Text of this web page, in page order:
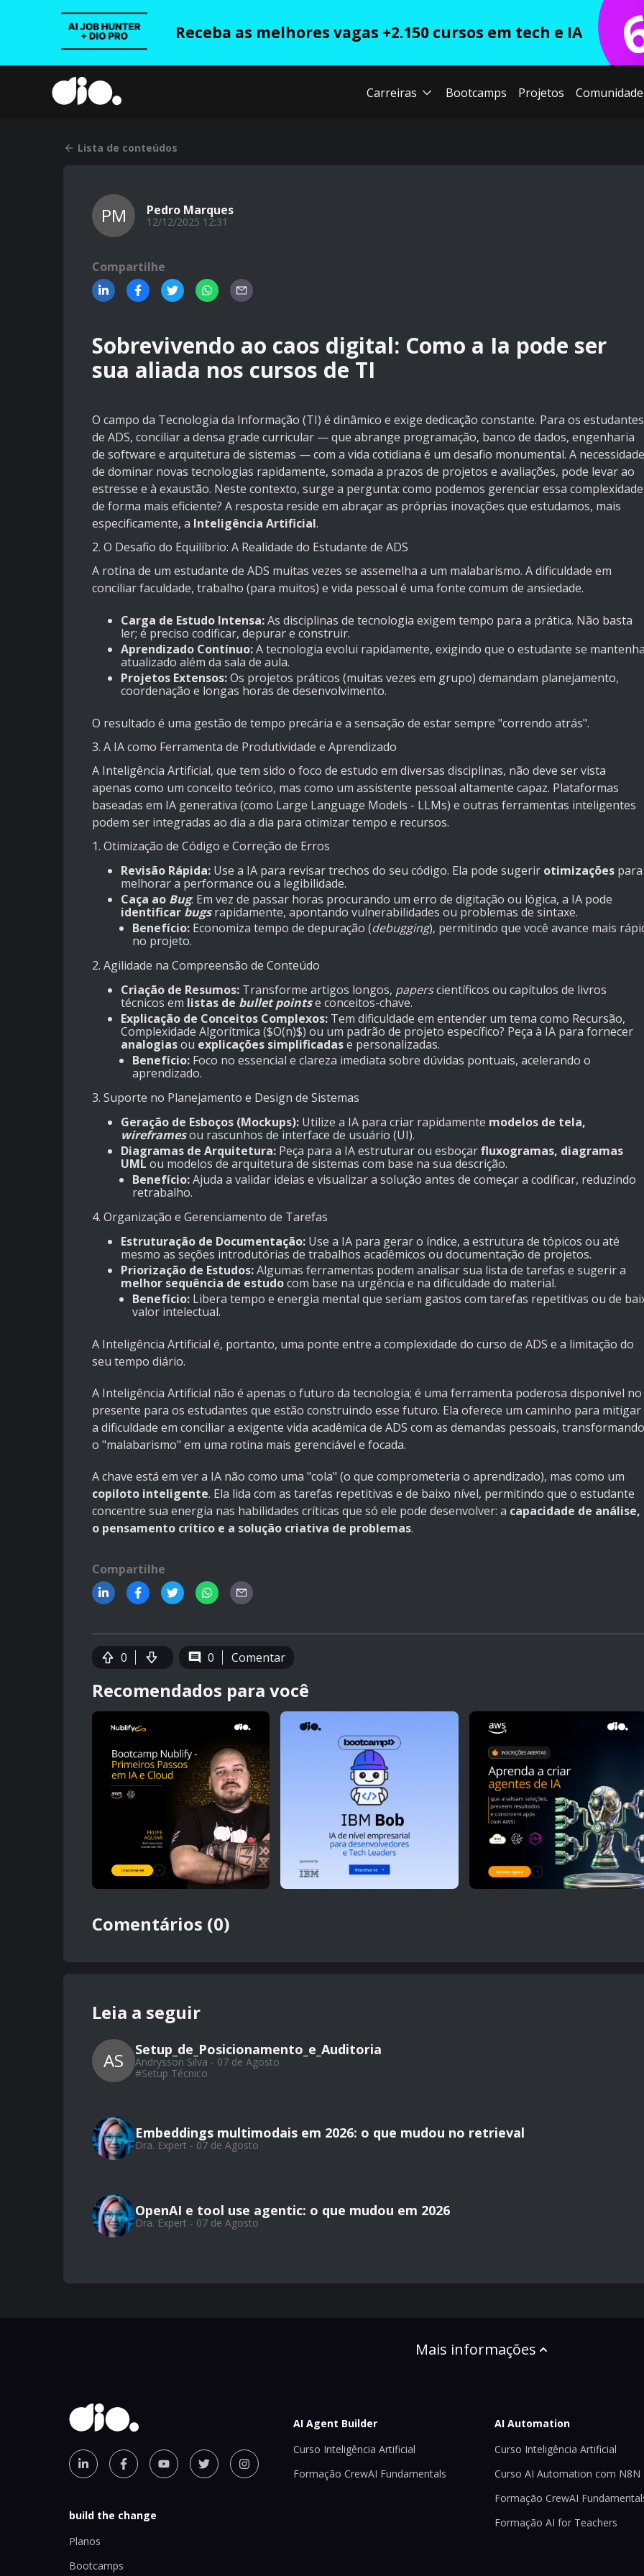
Receba as melhores vagas +2.150 cursos em tech e IA
Carreiras Bootcamps Projetos Comunidade
Lista de conteúdos
PM Pedro Marques
12/12/2025 12:31
Compartilhe
Sobrevivendo ao caos digital: Como a Ia pode ser
sua aliada nos cursos de TI
O campo da Tecnologia da Informação (TI) é dinâmico e exige dedicação constante. Para os estudantes
de ADS, conciliar a densa grade curricular — que abrange programação, banco de dados, engenharia
de software e arquitetura de sistemas — com a vida cotidiana é um desafio monumental. A necessidade
de dominar novas tecnologias rapidamente, somada a prazos de projetos e avaliações, pode levar ao
estresse e à exaustão. Neste contexto, surge a pergunta: como podemos gerenciar essa complexidade
de forma mais eficiente? A resposta reside em abraçar as próprias inovações que estudamos, mais
especificamente, a Inteligência Artificial.
2. O Desafio do Equilíbrio: A Realidade do Estudante de ADS
A rotina de um estudante de ADS muitas vezes se assemelha a um malabarismo. A dificuldade em
conciliar faculdade, trabalho (para muitos) e vida pessoal é uma fonte comum de ansiedade.
Carga de Estudo Intensa:As disciplinas de tecnologia exigem tempo para a prática. Não basta
ler; é preciso codificar, depurar e construir.
Aprendizado Contínuo:A tecnologia evolui rapidamente, exigindo que o estudante se
atualizado além da sala de aula.
Projetos Extensos:Os projetos práticos (muitas vezes em grupo) demandam planejamento,
coordenação e longas horas de desenvolvimento.
O resultado é uma gestão de tempo precária e a sensação de estar sempre "correndo atrás".
3. A IA como Ferramenta de Produtividade e Aprendizado
A Inteligência Artificial, que tem sido o foco de estudo em diversas disciplinas, não deve ser vista
apenas como um conceito teórico, mas como um assistente pessoal altamente capaz. Plataformas
baseadas em IA generativa (como Large Language Models - LLMs) e outras ferramentas inteligentes
podem ser integradas ao dia a dia para otimizar tempo e recursos.
1. Otimização de Código e Correção de Erros
Revisão Rápida: Use a IA para revisar trechos do seu código. Ela pode sugerir otimizações para
melhorar a performance ou a legibilidade.
Caça ao Bug: Em vez de passar horas procurando um erro de digitação ou lógica, a IA pode
identificar bugsrapidamente, apontando vulnerabilidades ou problemas de sintaxe.
Benefício: Economiza tempo de depuração (debugging), permitindo que você avance mais
no projeto.
2. Agilidade na Compreensão de Conteúdo
Criação de Resumos: Transforme artigos longos, paperscientíficos ou capítulos de livros
técnicos em listas de bullet pointse conceitos-chave.
Explicação de Conceitos Complexos: Tem dificuldade em entender um tema como Recursão,
Complexidade Algorítmica ($O(n)$) ou um padrão de projeto específico? Peça à IA para fornecer
analogiasou explicações simplificadase personalizadas.
Benefício: Foco no essencial e clareza imediata sobre dúvidas pontuais, acelerando o
aprendizado.
3. Suporte no Planejamento e Design de Sistemas
Geração de Esboços (Mockups): Utilize a IA para criar rapidamente modelos de tela,
wireframesou rascunhos de interface de usuário (UI).
Diagramas de Arquitetura: Peça para a IA estruturar ou esboçarfluxogramas, diagramas
UML ou modelos de arquitetura de sistemas com base na sua descrição.
Benefício:Ajuda a validar ideias e visualizar a solução antes de começar a codificar, reduzindo
retrabalho.
4. Organização e Gerenciamento de Tarefas
Estruturação de Documentação: Use a IA para gerar o índice, a estrutura de tópicos ou até
mesmo as seções introdutórias de trabalhos acadêmicos ou documentação de projetos.
Priorização de Estudos:Algumas ferramentas podem analisar sua lista de tarefas e sugerir a
melhor sequência de estudocom base na urgência e na dificuldade do material.
Benefício: Libera tempo e energia mental que seriam gastos com tarefas repetitivas ou de
valor intelectual.
A Inteligência Artificial é, portanto, uma ponte entre a complexidade do curso de ADS e a limitação do
seu tempo diário.
A Inteligência Artificial não é apenas o futuro da tecnologia; é uma ferramenta poderosa disponível no
presente para os estudantes que estão construindo esse futuro. Ela oferece um caminho para mitigar
a dificuldade em conciliar a exigente vida acadêmica de ADS com as demandas pessoais, transformando
o "malabarismo" em uma rotina mais gerenciável e focada.
A chave está em ver a IA não como uma "cola" (o que comprometeria o aprendizado), mas como um
copiloto inteligente. Ela lida com as tarefas repetitivas e de baixo nível, permitindo que o estudante
concentre sua energia nas habilidades críticas que só ele pode desenvolver: a capacidade de análise,
o pensamento crítico e a solução criativa de problemas.
Compartilhe
0 0 Comentar
Recomendados para você
Comentários (0)
Leia a seguir
AS Setup_de_Posicionamento_e_Auditoria
Andrysson Silva - 07 de Agosto
#Setup Técnico
Embeddings multimodais em 2026: o que mudou no retrieval
Dra. Expert - 07 de Agosto
OpenAI e tool use agentic: o que mudou em 2026
Dra. Expert - 07 de Agosto
Mais informações
build the change
Planos
Bootcamps
AI Agent Builder
Curso Inteligência Artificial
Formação CrewAI Fundamentals
AI Automation
Curso Inteligência Artificial
Curso AI Automation com N8N
Formação CrewAI
Formação AI for Teachers